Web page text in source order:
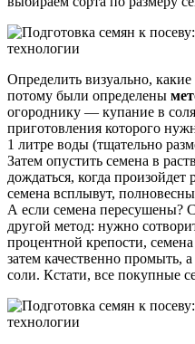
Определить визуально,
потому были определены
огороднику — купание в
приготовления которого
1 литре воды (тщательно
Затем опустить семена в
дождаться, когда
семена всплывут,
А если семена пересушены?
другой метод: нужно
процентной крепости,
затем качественно промыть,
соли. Кстати, все покупные